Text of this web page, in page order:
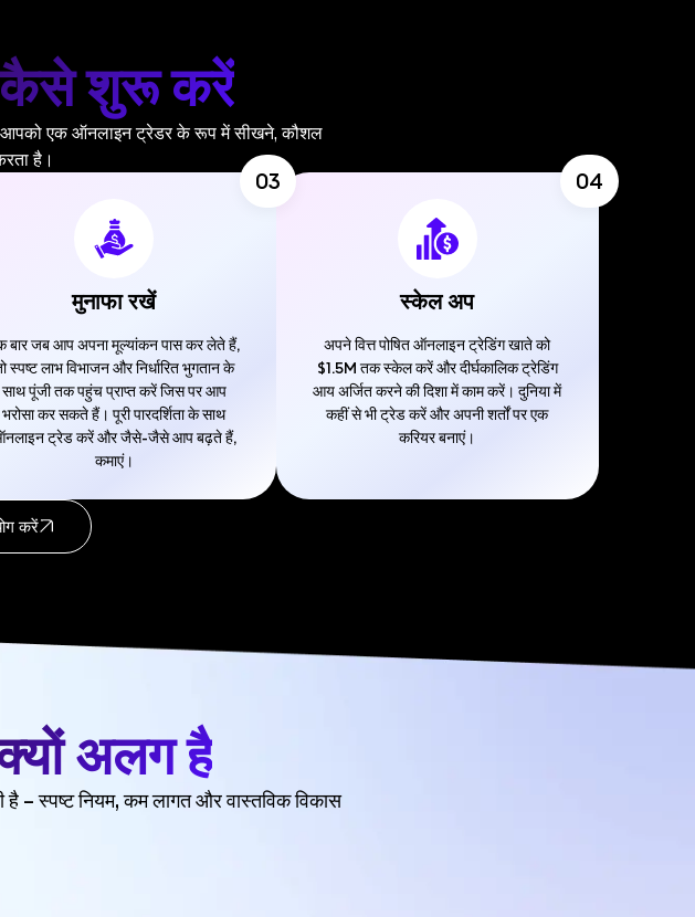
कैसे शुरू करें
आपको एक ऑनलाइन ट्रेडर के रूप में सीखने, कौशल
है।
मुनाफा रखें
बार जब आप अपना मूल्यांकन पास कर लेते हैं,
स्पष्ट लाभ विभाजन और निर्धारित भुगतान के
साथ पूंजी तक पहुंच प्राप्त करें जिस पर आप
भरोसा कर सकते हैं। पूरी पारदर्शिता के साथ
ट्रेड करें और जैसे-जैसे आप बढ़ते हैं,
कमाएं।
03
स्केल अप
अपने वित्त पोषित ऑनलाइन ट्रेडिंग खाते को
$1.5M तक स्केल करें और दीर्घकालिक ट्रेडिंग
आय अर्जित करने की दिशा में काम करें। दुनिया में
कहीं से भी ट्रेड करें और अपनी शर्तों पर एक
करियर बनाएं।
04
करें
अलग है
है – स्पष्ट नियम, कम लागत और वास्तविक विकास